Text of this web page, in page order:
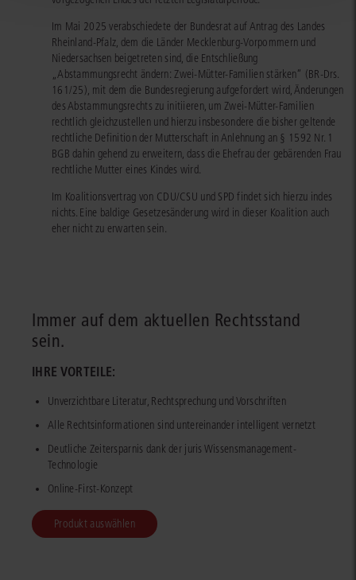
Im Mai 2025 verabschiedete der Bundesrat auf Antrag des Landes
Rheinland-Pfalz, dem die Länder Mecklenburg-Vorpommern und
Niedersachsen beigetreten sind, die Entschließung
„Abstammungsrecht ändern: Zwei-Mütter-Familien stärken“ (BR-Drs.
161/25), mit dem die Bundesregierung aufgefordert wird, Änderungen
des Abstammungsrechts zu initiieren, um Zwei-Mütter-Familien
rechtlich gleichzustellen und hierzu insbesondere die bisher geltende
rechtliche Definition der Mutterschaft in Anlehnung an § 1592 Nr. 1
BGB dahin gehend zu erweitern, dass die Ehefrau der gebärenden Frau
rechtliche Mutter eines Kindes wird.
Im Koalitionsvertrag von CDU/CSU und SPD findet sich hierzu indes
nichts. Eine baldige Gesetzesänderung wird in dieser Koalition auch
eher nicht zu erwarten sein.
Immer auf dem aktuellen Rechtsstand
sein.
IHRE VORTEILE:
Unverzichtbare Literatur, Rechtsprechung und Vorschriften
Alle Rechtsinformationen sind untereinander intelligent vernetzt
Deutliche Zeitersparnis dank der juris Wissensmanagement-
Technologie
Online-First-Konzept
Produkt auswählen